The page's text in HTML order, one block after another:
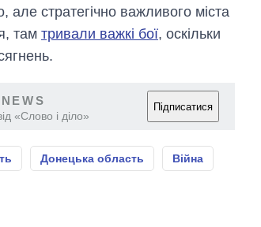
але стратегічно важливого міста
там тривали важкі бої, оскільки
«Слово і діло»
Підписатися
Донецька область Війна